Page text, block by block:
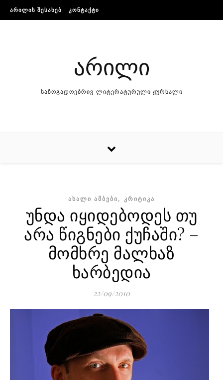
Skip to content
ᲐᲠᲘᲚᲘᲡ ᲨᲔᲡᲐᲮᲔᲑ ᲙᲝᲜᲢᲐᲥᲢᲘ
არილი
საზოგადოებრივ-ლიტერატურული ჟურნალი
ᲐᲮᲐᲚᲘ ᲐᲛᲑᲔᲑᲘ, ᲙᲠᲘᲢᲘᲙᲐ
უნდა იყიდებოდეს თუ
არა წიგნები ქუჩაში? –
მომხრე მალხაზ
ხარბედია
22/09/2010